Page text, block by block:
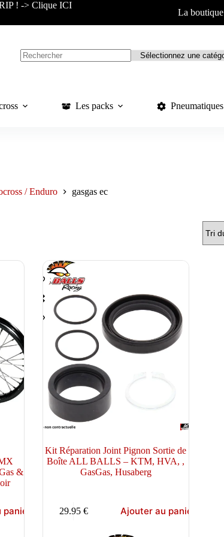
! -> Clique ICI
La boutique
Les packs Pneumatiques
/ Enduro gasgas ec
&
Kit Réparation Joint Pignon Sortie de
Boîte ALL BALLS – KTM, HVA, ,
GasGas, Husaberg
29.95 € Ajouter au panier